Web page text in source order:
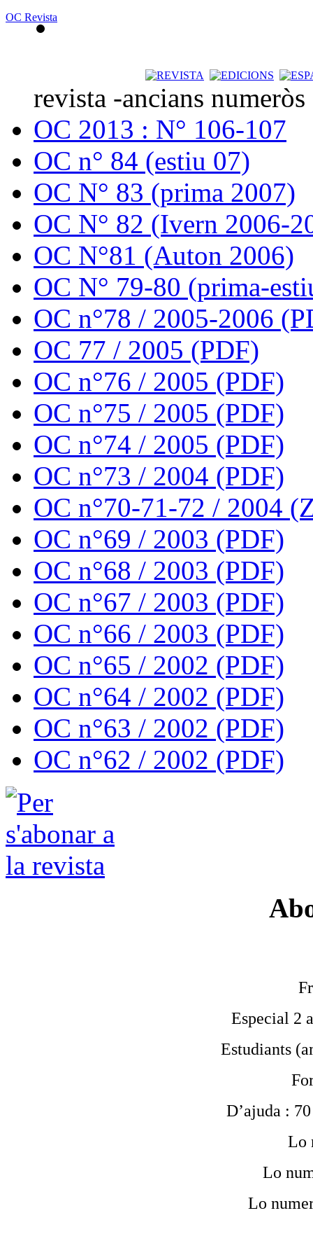
OC Revista
revista -ancians
OC 2013 : N° 106-107
OC n° 84 (estiu 07)
OC N° 83 (prima 2007)
OC N° 82 (Ivern 2006-
OC N°81 (Auton 2006)
OC N° 79-80 (prima-
OC n°78 / 2005-2006
OC 77 / 2005 (PDF)
OC n°76 / 2005 (PDF)
OC n°75 / 2005 (PDF)
OC n°74 / 2005 (PDF)
OC n°73 / 2004 (PDF)
OC n°70-71-72 / 2004
OC n°69 / 2003 (PDF)
OC n°68 / 2003 (PDF)
OC n°67 / 2003 (PDF)
OC n°66 / 2003 (PDF)
OC n°65 / 2002 (PDF)
OC n°64 / 2002 (PDF)
OC n°63 / 2002 (PDF)
OC n°62 / 2002 (PDF)
Especial 2
Estudiants
D’ajuda :
Lo
Lo
Lo